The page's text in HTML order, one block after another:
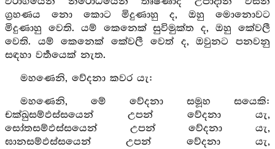
ග්‍රහණය නො කොට මිදුණාහු ද, ඔහු මොනොවට
මිදුණාහු වෙති. යම් කෙනෙක් සුවිමුක්ත ද, ඔහු කේවලී
වෙති. යම් කෙනෙක් කේවලී වෙත් ද, ඔවුනට පනවනු
සඳහා වර්‍තයෙක් නැත.
මහණෙනි, වේදනා කවර යැ:
මහණෙනි, මේ වේදනා සමූහ සයෙකි:
චක්ඛුසම්ඵස්සයෙන් උපන් වේදනා යැ,
සෝතසම්ඵස්සයෙන් උපන් වේදනා යැ,
ඝානසම්ඵස්සයෙන් උපන් වේදනා යැ,